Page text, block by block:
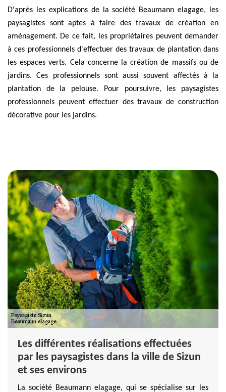
D'après les explications de la société Beaumann elagage, les
paysagistes sont aptes à faire des travaux de création en
aménagement. De ce fait, les propriétaires peuvent demander
à ces professionnels d'effectuer des travaux de plantation dans
les espaces verts. Cela concerne la création de massifs ou de
jardins. Ces professionnels sont aussi souvent affectés à la
plantation de la pelouse. Pour poursuivre, les paysagistes
professionnels peuvent effectuer des travaux de construction
décorative pour les jardins.
Les différentes réalisations effectuées
par les paysagistes dans la ville de Sizun
et ses environs
La société Beaumann elagage, qui se spécialise sur les